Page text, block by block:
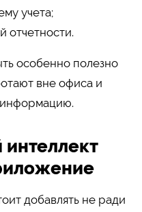
учета;
отчетности.
особенно полезно
вне офиса и
добавлять не ради